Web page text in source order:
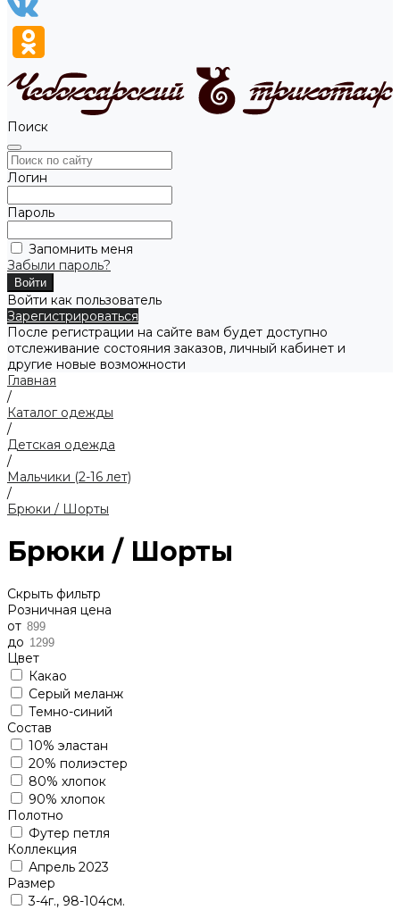
Поиск
Логин
Пароль
Запомнить меня
Забыли пароль?
Войти как пользователь
Зарегистрироваться
После регистрации на сайте вам будет доступно
отслеживание состояния заказов, личный кабинет и
другие новые возможности
Главная
/
Каталог одежды
/
Детская одежда
/
Мальчики (2-16 лет)
/
Брюки / Шорты
Брюки / Шорты
Скрыть фильтр
Розничная цена
от
до
Цвет
Какао
Серый меланж
Темно-синий
Состав
10% эластан
20% полиэстер
80% хлопок
90% хлопок
Полотно
Футер петля
Коллекция
Апрель 2023
Размер
3-4г., 98-104см.